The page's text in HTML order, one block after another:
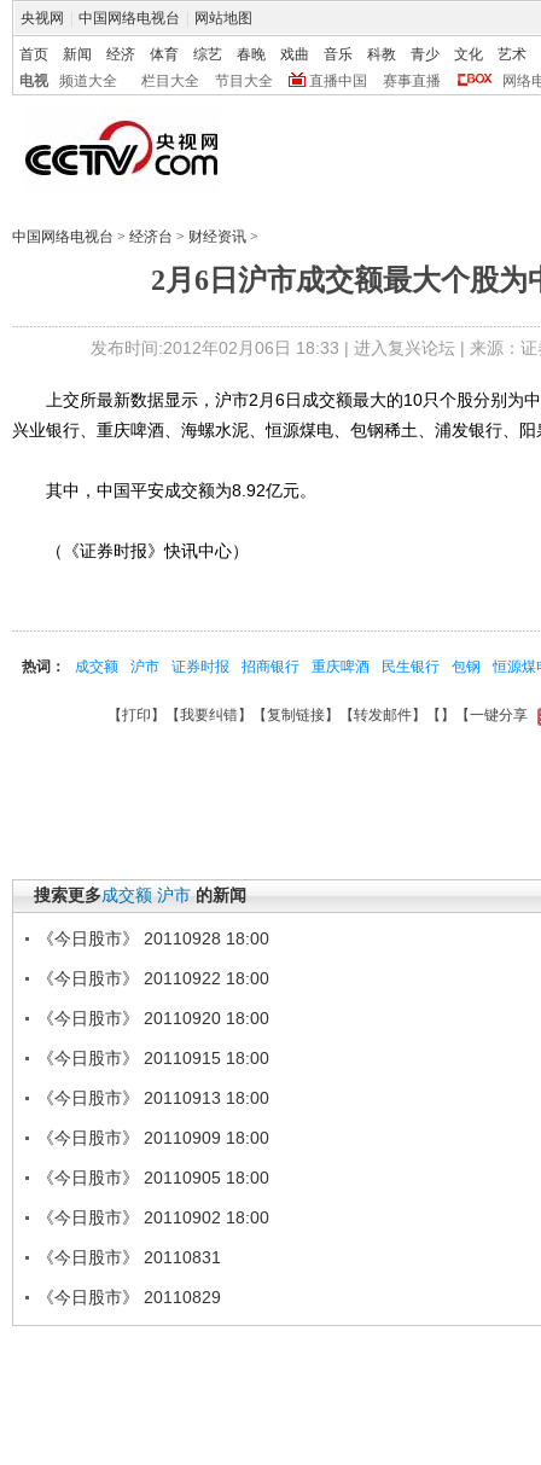
央视网 中国网络电视台 网站地图
首页 新闻 经济 体育 综艺 春晚 戏曲 音乐 科教 青少 文化
艺术
电视
频道大全 栏目大全 节目大全 直播中国 赛事直播 网络
中国网络电视台 > 经济台 > 财经资讯 >
2月6日沪市成交额最大个股为
发布时间:2012年02月06日 18:33 | 进入复兴论坛| 来源：
上交所最新数据显示，沪市2月6日成交额最大的10只个股分别为
兴业银行、重庆啤酒、海螺水泥、恒源煤电、包钢稀土、浦发银行、阳
其中，中国平安成交额为8.92亿元。
（《证券时报》快讯中心）
热词： 成交额 沪市 证券时报 招商银行 重庆啤酒 民生银行 包钢 恒源煤
【打印 】【我要纠错】【复制链接】【转发邮件】【 】 【一键分享
搜索更多成交额 沪市 的新闻
《今日股市》 20110928 18:00
《今日股市》 20110922 18:00
《今日股市》 20110920 18:00
《今日股市》 20110915 18:00
《今日股市》 20110913 18:00
《今日股市》 20110909 18:00
《今日股市》 20110905 18:00
《今日股市》 20110902 18:00
《今日股市》 20110831
《今日股市》 20110829